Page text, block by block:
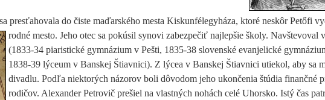
presťahovala do čiste maďarského mesta Kiskunfélegyháza, ktoré neskôr Petőfi
rodné mesto. Jeho otec sa pokúsil synovi zabezpečiť najlepšie školy. Navštevoval
(1833-34 piaristické gymnázium v Pešti, 1835-38 slovenské evanjelické
1838-39 lýceum v Banskej Štiavnici). Z lýcea v Banskej Štiavnici utiekol, aby sa
divadlu. Podľa niektorých názorov boli dôvodom jeho ukončenia štúdia finančné
rodičov. Alexander Petrovič prešiel na vlastných nohách celé Uhorsko. Istý čas